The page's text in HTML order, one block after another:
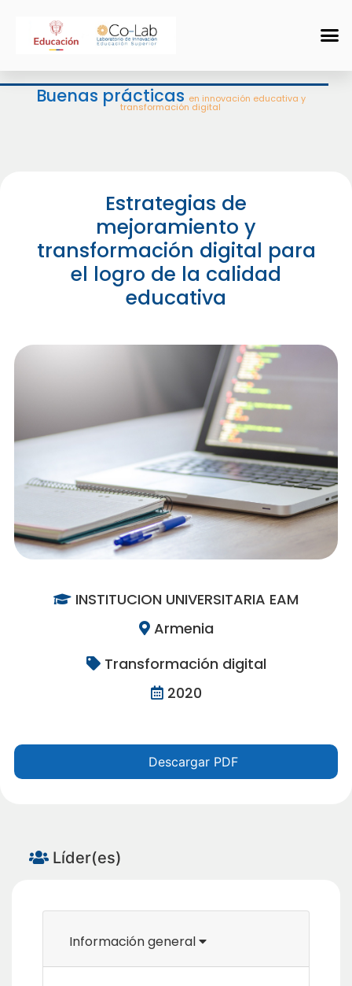
Buenas prácticas en innovación educativa y
transformación digital
Estrategias de
mejoramiento y
transformación digital para
el logro de la calidad
educativa
INSTITUCION UNIVERSITARIA EAM
Armenia
Transformación digital
2020
Descargar PDF
Líder(es)
Información general